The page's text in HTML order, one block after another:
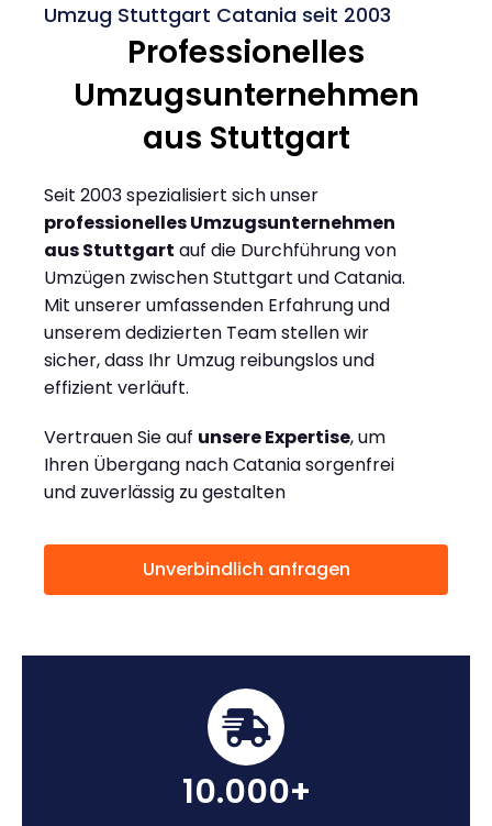
Umzug Stuttgart Catania seit 2003
Professionelles
Umzugsunternehmen
aus Stuttgart
Seit 2003 spezialisiert sich unser
professionelles Umzugsunternehmen
aus Stuttgart auf die Durchführung von
Umzügen zwischen Stuttgart und Catania.
Mit unserer umfassenden Erfahrung und
unserem dedizierten Team stellen wir
sicher, dass Ihr Umzug reibungslos und
effizient verläuft.
Vertrauen Sie auf unsere Expertise, um
Ihren Übergang nach Catania sorgenfrei
und zuverlässig zu gestalten
Unverbindlich anfragen
10.000+